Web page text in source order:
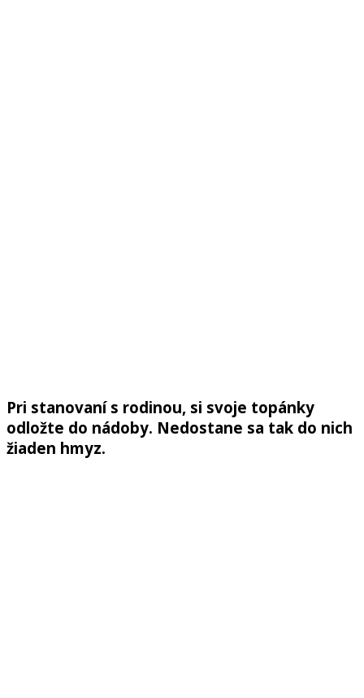
Pri stanovaní s rodinou, si svoje topánky
odložte do nádoby. Nedostane sa tak do nich
žiaden hmyz.